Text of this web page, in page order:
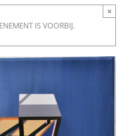
IS VOORBIJ.
×